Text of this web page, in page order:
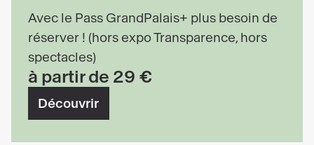
Avec le Pass GrandPalais+ plus besoin de
réserver ! (hors expo Transparence, hors
spectacles)
à partir de 29 €
Découvrir